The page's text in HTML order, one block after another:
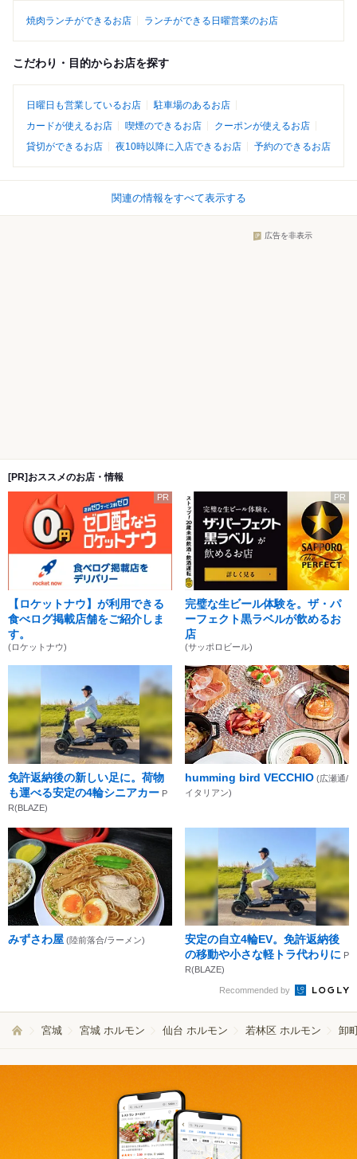
焼肉ランチができるお店 ランチができる日曜営業のお店
こだわり・目的からお店を探す
日曜日も営業しているお店
駐車場のあるお店
カードが使えるお店
喫煙のできるお店
クーポンが使えるお店
貸切ができるお店
夜10時以降に入店できるお店 予約のできるお店
関連の情報をすべて表示する
広告を非表示
[PR]おススメのお店・情報
PR
【ロケットナウ】が利用できる
食べログ掲載店舗をご紹介しま
す。
(ロケットナウ)
PR
完璧な生ビール体験を。ザ・パ
ーフェクト黒ラベルが飲めるお
店
(サッポロビール)
免許返納後の新しい足に。荷物
も運べる安定の4輪シニアカー P
R(BLAZE)
humming bird VECCHIO (広瀬通/
イタリアン)
みずさわ屋 (陸前落合/ラーメン)
安定の自立4輪EV。免許返納後
の移動や小さな軽トラ代わりに P
R(BLAZE)
Recommended by
宮城 宮城 ホルモン 仙台 ホルモン 若林区 ホルモン 卸